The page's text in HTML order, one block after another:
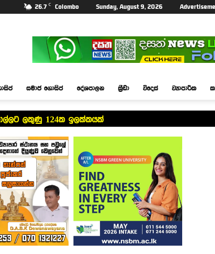
26.7 C Colombo Sunday, August 9, 2026
සමාජ ගොසිප් දේශපාලන ක්‍රීඩා විදෙස් ව්‍යාපාරික
ලකුණු 124ක ඉලක්කයක්